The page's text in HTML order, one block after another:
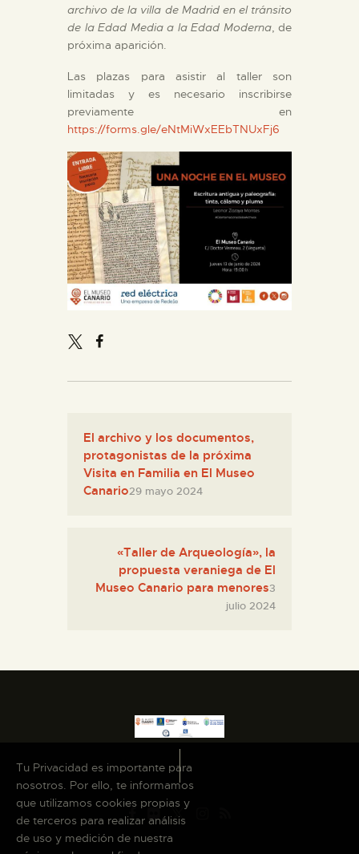
archivo de la villa de Madrid en el tránsito
de la Edad Media a la Edad Moderna, de
próxima aparición.
Las plazas para asistir al taller son
limitadas y es necesario inscribirse
previamente en
https://forms.gle/eNtMiWxEEbTNUxFj6
El archivo y los documentos,
protagonistas de la próxima
Visita en Familia en El Museo
Canario29 mayo 2024
«Taller de Arqueología», la
propuesta veraniega de El
Museo Canario para menores3
julio 2024
Tu Privacidad es importante para
nosotros. Por ello, te informamos
que utilizamos cookies propias y
de terceros para realizar análisis
de uso y medición de nuestra